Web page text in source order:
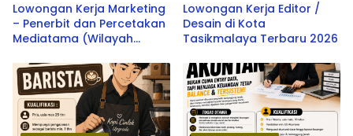
Lowongan Kerja Marketing
– Penerbit dan Percetakan
Mediatama (Wilayah
2026
Lowongan Kerja Editor /
Desain di Kota
Tasikmalaya Terbaru 2026